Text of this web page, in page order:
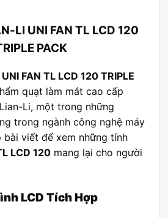
LI UNI FAN TL LCD 120
PACK
FAN TL LCD 120 TRIPLE
quạt làm mát cao cấp
Li, một trong những
trong ngành công nghệ máy
viết để xem những tính
LCD 120 mang lại cho người
LCD Tích Hợp